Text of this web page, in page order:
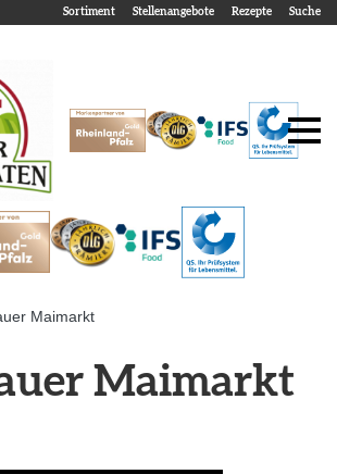
Sortiment Stellenangebote Rezepte Suche
Maimarkt
Maimarkt